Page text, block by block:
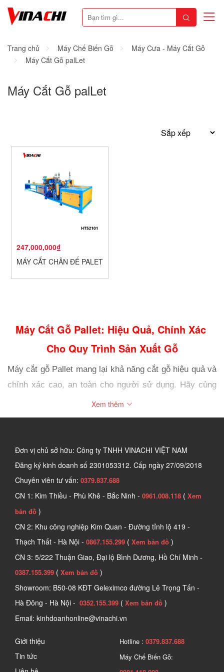
Trang chủ Máy Chế Biến Gỗ
Máy Cưa - Máy Cắt Gỗ
Máy Cắt Gỗ palLet
Máy Cắt Gỗ palLet
247,000,000₫
MÁY CẮT CHÂN ĐẾ PALET
Máy Cắt Gỗ Pallet: Hiệu Quả, Chính Xác
Cho Quy Trình Sản Xuất Gỗ
Máy cắt gỗ Pallet mang lại khả năng cắt gỗ hiệu quả và
chính xác cao, an toàn cho người sử dụng. Hãy cùng
Vinachi tìm hiểu thêm về máy trong bài viết này.
1. Tìm hiểu về Máy cắt gỗ Pallet
cắt các miếng gỗ thành pallet hay còn gọi là tấm kê
hàng, là loại kết cấu phẳng nhằm mục đích lưu trữ hoặc
nâng hạ bằng xe nâng tay, xe nâng máy hoặc các thiết
bị nâng hạ khác. Mỗi pallet là một đơn vị cấu trúc cơ
bản cho phép xử lý và lưu trữ hiệu quả.
Xem thêm
Đơn vị chủ sở hữu: Công ty TNHH VINACHI VIỆT NAM
Đăng ký kinh doanh số 2301053312. Cấp ngày 27/09/2018
Chuyên viên tư vấn: 0379.837.688
CN 1: Kim Thiều - Phù Khê - Bắc Ninh - 0961.008.118 ( Xem
bản đồ )
CN 2: Khu công nghiệp Kim Quan - Đường tỉnh lộ 419 -
Thạch Thất - Hà Nội - 0867.155.299 ( Xem bản đồ )
CN 3: 5/222 Thuận Giao, Đại lộ Bình Dương, Hồ Chí Minh -
0387.155.399 ( Xem bản đồ )
Showroom: B50-08 KĐT Geleximco đường Lê Trọng Tấn -
Hà Đông - Hà Nội - 0352.155.399 ( Xem bản đồ )
Email: kinhdoanhonline@vinachi.vn
Giới thiệu
Tin tức
Hotline : 0379.837.688
Máy Chế Biến Gỗ: